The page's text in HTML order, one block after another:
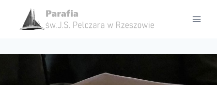
treści